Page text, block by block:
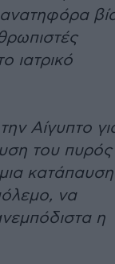
ιατρικό
Αίγυπτο
του πυρός
κατάπαυση
να
η